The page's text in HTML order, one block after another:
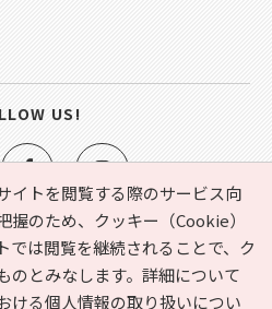
イトを閲覧する際のサービス向
握のため、クッキー（Cookie）
では閲覧を継続されることで、ク
のとみなします。詳細について
ける個人情報の取り扱いについ
？ お気に入り
ヘルプ
扱いについて
運営会社
US!